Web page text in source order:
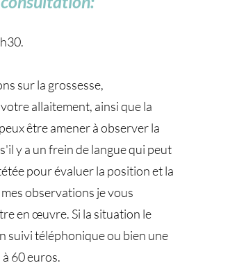
sur la grossesse,
allaitement, ainsi que la
être amener à observer la
y a un frein de langue qui peut
pour évaluer la position et la
observations je vous
en œuvre. Si la situation le
suivi téléphonique ou bien une
60 euros.